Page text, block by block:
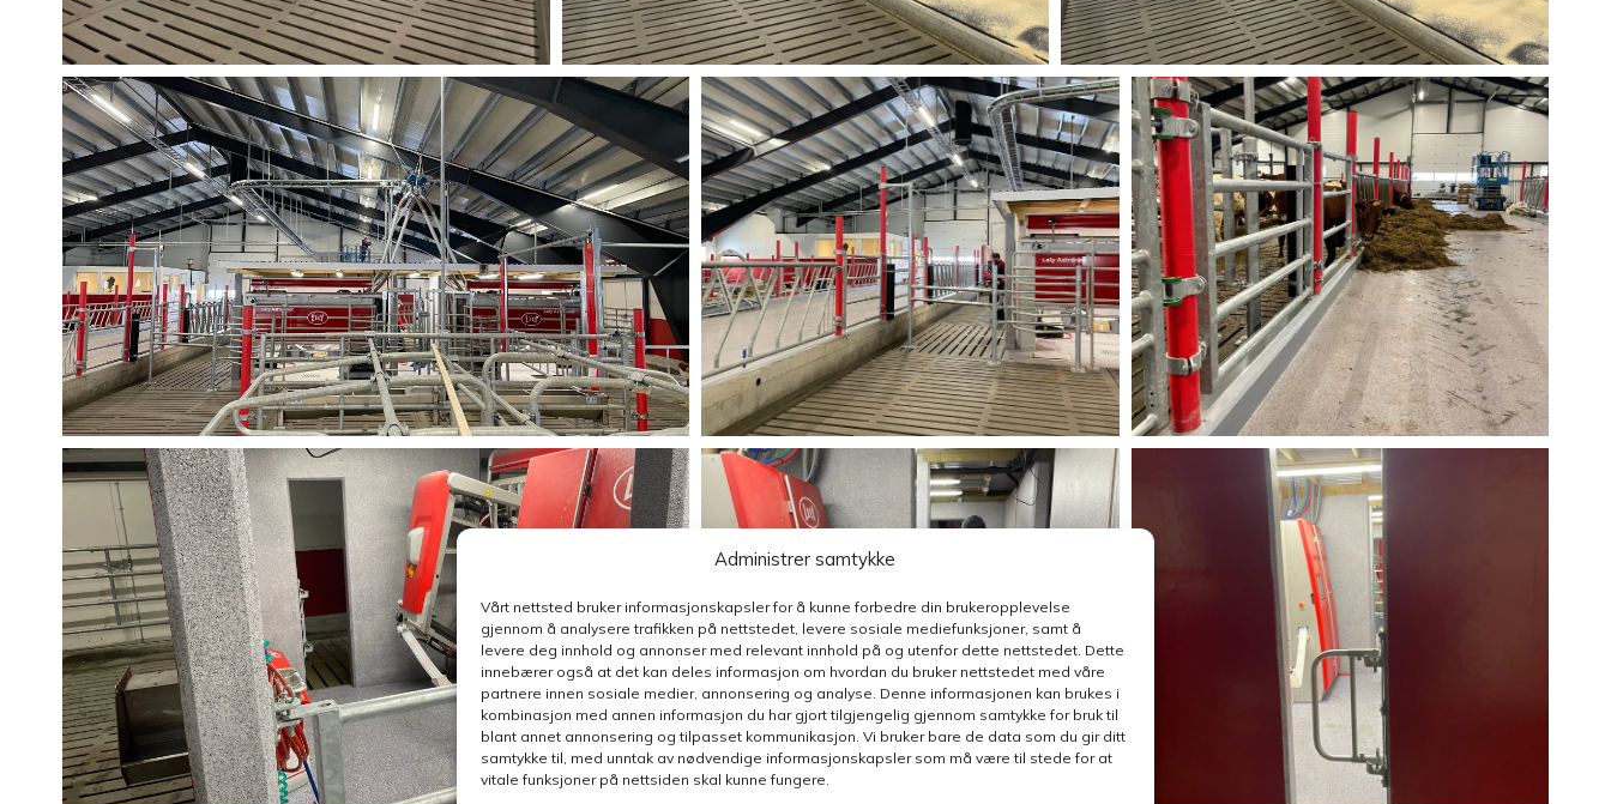
Administrer samtykke
Vårt nettsted bruker informasjonskapsler for å kunne forbedre din brukeropplevelse
gjennom å analysere trafikken på nettstedet, levere sosiale mediefunksjoner, samt å
levere deg innhold og annonser med relevant innhold på og utenfor dette nettstedet. Dette
innebærer også at det kan deles informasjon om hvordan du bruker nettstedet med våre
partnere innen sosiale medier, annonsering og analyse. Denne informasjonen kan brukes i
kombinasjon med annen informasjon du har gjort tilgjengelig gjennom samtykke for bruk til
blant annet annonsering og tilpasset kommunikasjon. Vi bruker bare de data som du gir ditt
samtykke til, med unntak av nødvendige informasjonskapsler som må være til stede for at
vitale funksjoner på nettsiden skal kunne fungere.